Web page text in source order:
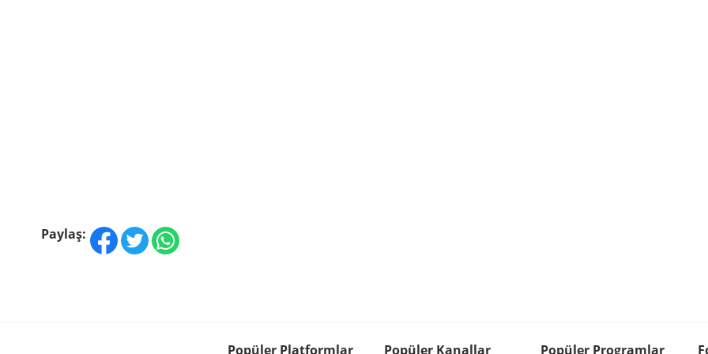
Paylaş:
Popüler Platformlar Popüler Kanallar Popüler Programlar